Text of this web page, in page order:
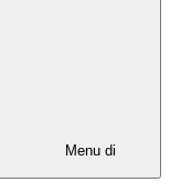
Menu di